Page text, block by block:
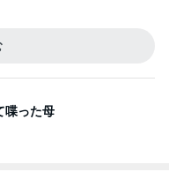
喋った母